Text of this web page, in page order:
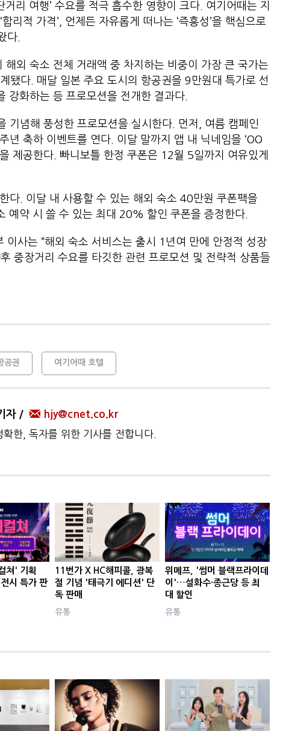
리 여행’ 수요를 적극 흡수한 영향이 크다. 여기어때는 지
리적 가격’, 언제든 자유롭게 떠나는 ‘즉흥성’을 핵심으로
다.
외 숙소 전체 거래액 중 차지하는 비중이 가장 큰 국가는
다. 매달 일본 주요 도시의 항공권을 9만원대 특가로 선
강화하는 등 프로모션을 전개한 결과다.
기념해 풍성한 프로모션을 실시한다. 먼저, 여름 캠페인
년 축하 이벤트를 연다. 이달 말까지 앱 내 닉네임을 ‘OO
제공한다. 빠니보틀 한정 쿠폰은 12월 5일까지 여유있게
다. 이달 내 사용할 수 있는 해외 숙소 40만원 쿠폰팩을
예약 시 쓸 수 있는 최대 20% 할인 쿠폰을 증정한다.
이사는 “해외 숙소 서비스는 출시 1년여 만에 안정적 성장
중장거리 수요를 타깃한 관련 프로모션 및 전략적 상품들
공권 여기어때 호텔
자 hjy@cnet.co.kr
확한, 독자를 위한 기사를 전합니다.
쳐' 기획
시 특가 판
11번가 X HC해피콜, 광복
절 기념 '태극기 에디션' 단
독 판매
유통
위메프, '썸머 블랙프라이데
이'…설화수·종근당 등 최
대 할인
유통